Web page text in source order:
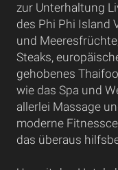
zur Unterhaltung
des Phi Phi Island
und
Steaks,
gehobenes
wie das Spa und
allerlei Massage
moderne
das überaus